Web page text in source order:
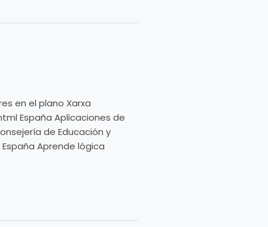
en el plano Xarxa
España Aplicaciones de
de Educación y
Aprende lógica